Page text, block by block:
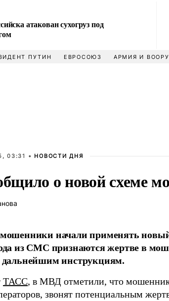
атакован сухогруз под
ПУТИН ЕВРОСОЮЗ АРМИЯ И
03:31 • НОВОСТИ ДНЯ
о новой схеме
начали применять
из СМС признаются жертве в
дальнейшим инструкциям.
ТАСС, в МВД отметили, что
звонят потенциальным